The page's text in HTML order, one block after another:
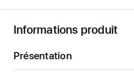
Informations produit
Présentation